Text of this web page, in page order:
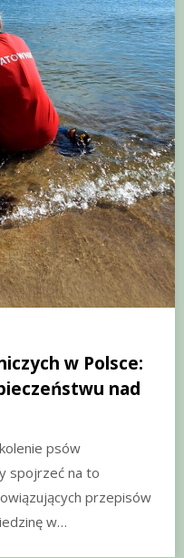
w Polsce:
nad
psów
spojrzeć na to
przepisów
w…